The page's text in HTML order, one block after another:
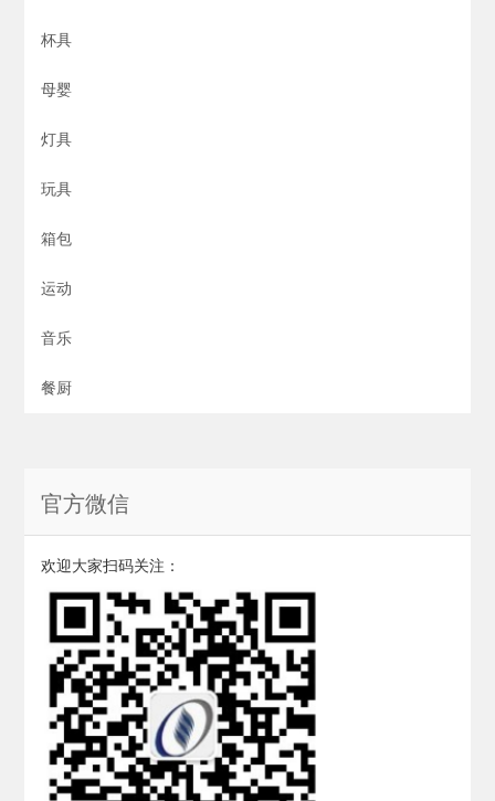
杯具
母婴
灯具
玩具
箱包
运动
音乐
餐厨
官方微信
欢迎大家扫码关注：